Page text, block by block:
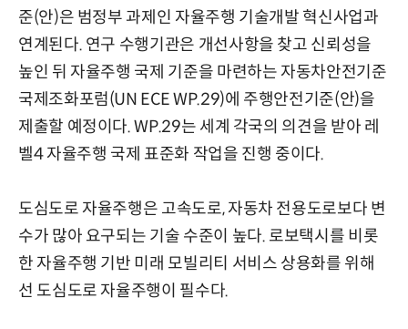
준(안)은 범정부 과제인 자율주행 기술개발 혁신사업과
연계된다. 연구 수행기관은 개선사항을 찾고 신뢰성을
높인 뒤 자율주행 국제 기준을 마련하는 자동차안전기준
국제조화포럼(UN ECE WP.29)에 주행안전기준(안)을
제출할 예정이다. WP.29는 세계 각국의 의견을 받아 레
벨4 자율주행 국제 표준화 작업을 진행 중이다.
도심도로 자율주행은 고속도로, 자동차 전용도로보다 변
수가 많아 요구되는 기술 수준이 높다. 로보택시를 비롯
한 자율주행 기반 미래 모빌리티 서비스 상용화를 위해
선 도심도로 자율주행이 필수다.